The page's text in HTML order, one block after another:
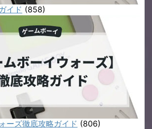
イド (858)
ーズ徹底攻略ガイド (806)